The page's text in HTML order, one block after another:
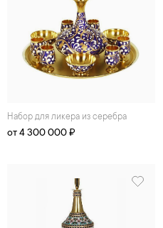
Набор для ликера из серебра
от 4 300 000 ₽